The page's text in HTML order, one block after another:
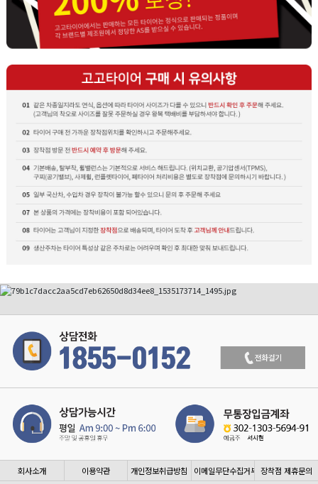
회사소개 이용약관 개인정보취급방침 이메일무단수집거부 장착점 제휴문의